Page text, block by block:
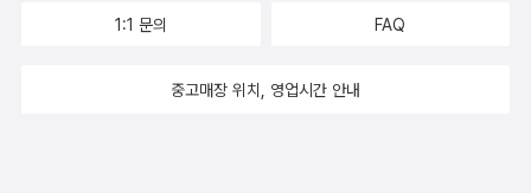
1:1 문의 FAQ
중고매장 위치, 영업시간 안내